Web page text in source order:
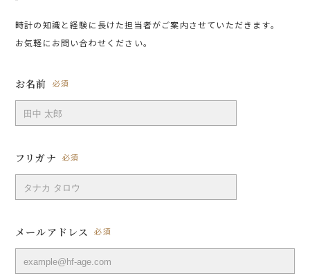
時計の知識と経験に長けた担当者がご案内させていただきます。
お気軽にお問い合わせください。
お名前 必須
フリガナ 必須
メールアドレス 必須